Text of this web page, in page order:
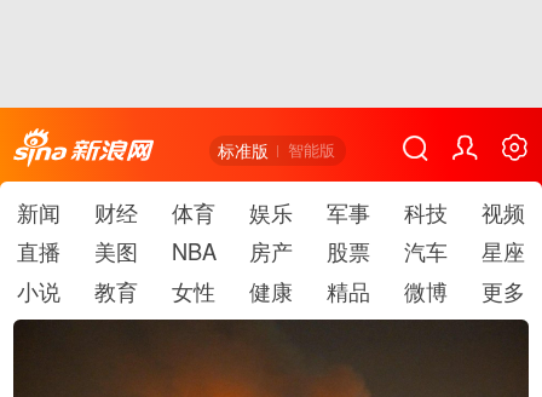
标准版 智能版
新闻 财经 体育 娱乐 军事 科技
视频
直播
美图 NBA 房产 股票 汽车
星座
小说
教育 女性 健康 精品 微博 更多